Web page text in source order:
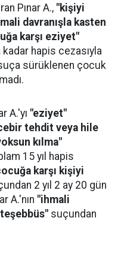
Pınar A., "kişiyi
davranışla kasten
karşı eziyet"
kadar hapis cezasıyla
suça sürüklenen çocuk
A.'yı "eziyet"
tehdit veya hile
kılma"
15 yıl hapis
karşı kişiyi
2 yıl 2 ay 20 gün
A.'nın "ihmali
suçundan